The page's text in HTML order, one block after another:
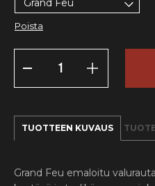
Grand Feu
Poista
VALURAUTAPANNU,
PUNAINEN
TUOTTEEN KUVAUS
Grand Feu emaloitu